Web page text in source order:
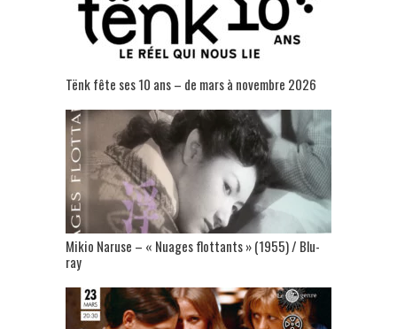
Tënk fête ses 10 ans – de mars à novembre 2026
Mikio Naruse – « Nuages flottants » (1955) / Blu-
ray